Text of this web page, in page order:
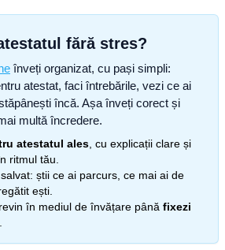
fără stres?
înveți organizat, cu pași simpli:
atestat, faci întrebările, vezi ce ai
încă. Așa înveți corect și
multă încredere.
atestatul ales , cu explicații clare și
ritmul tău.
știi ce ai parcurs, ce mai ai de
ești.
în mediul de învățare până fixezi